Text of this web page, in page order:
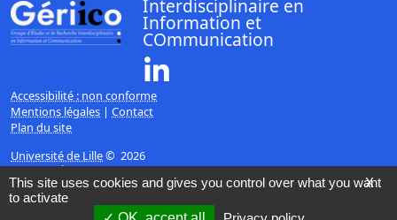
Interdisciplinaire en
Information et
COmmunication
Accessibilité : non conforme
Mentions légales | Contact
Plan du site
Université de Lille© 2026
Page mise à jour le 15/02/2017 (07:53)
X
This site uses cookies and gives you control over what you want
to activate